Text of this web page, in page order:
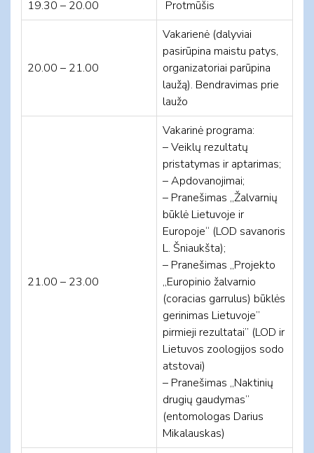
19.30 – 20.00
Protmūšis
20.00 – 21.00
Vakarienė (dalyviai
pasirūpina maistu patys,
organizatoriai parūpina
laužą). Bendravimas prie
laužo
21.00 – 23.00
Vakarinė programa:
– Veiklų rezultatų
pristatymas ir aptarimas;
– Apdovanojimai;
– Pranešimas „Žalvarnių
būklė Lietuvoje ir
Europoje“ (LOD savanoris
L. Šniaukšta);
– Pranešimas „Projekto
„Europinio žalvarnio
(coracias garrulus) būklės
gerinimas Lietuvoje”
pirmieji rezultatai” (LOD ir
Lietuvos zoologijos sodo
atstovai)
– Pranešimas „Naktinių
drugių gaudymas”
(entomologas Darius
Mikalauskas)